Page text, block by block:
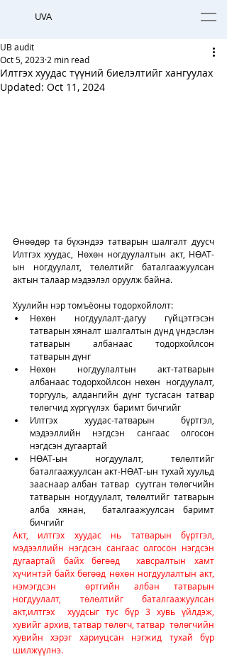
UVA
Илтгэх хуудас түүний биелэлтийг хангуулах
UB audit
Oct 5, 2023 2 min read
Updated: Oct 11, 2024
Өнөөдөр та бүхэндээ татварын шалгалт дуусч
Илтгэх хуудас, Нөхөн ногдуулалтын акт, НӨАТ-
ын ногдуулалт, төлөлтийг баталгаажуулсан
актын талаар мэдээлэл оруулж байна.
Хуулийн нэр томъёоны тодорхойлолт:
Нөхөн ногдуулалт-дагуу гүйцэтгэсэн
татварын хяналт шалгалтын дүнд үндэслэн
татварын албанаас тодорхойлсон
татварын дүнг
Нөхөн ногдуулалтын акт-татварын
албанаас тодорхойлсон нөхөн  ногдуулалт,
торгууль, алдангийн дүнг тусгасан татвар
төлөгчид хүргүүлэх  баримт бичгийг
Илтгэх хуудас-татварын бүртгэл,
мэдээллийн нэгдсэн сангаас олгосон
нэгдсэн дугаартай
НӨАТ-ын ногдуулалт, төлөлтийг
баталгаажуулсан акт-НӨАТ-ын тухай хуульд
зааснаар албан татвар  суутган төлөгчийн
татварын ногдуулалт, төлөлтийг татварын
алба хянан,  баталгаажуулсан баримт
бичгийг
Акт, илтгэх хуудас нь татварын бүртгэл,
мэдээллийн нэгдсэн сангаас олгосон нэгдсэн
дугаартай байх бөгөөд  хавсралтын хамт
хүчинтэй байх бөгөөд нөхөн ногдуулалтын акт,
нэмэгдсэн  өртгийн албан татварын
ногдуулалт, төлөлтийг баталгаажуулсан
акт,илтгэх  хуудсыг тус бүр 3 хувь үйлдэж,
хувийг архив, татвар төлөгч, татвар  төлөгчийн
хувийн хэрэг хариуцсан нэгжид тухай бүр
шилжүүлнэ.